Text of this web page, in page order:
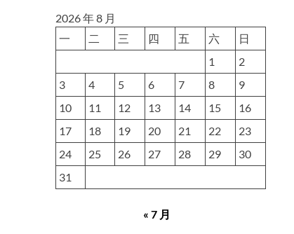
2026 年 8 月
一
二 三 四 五 六
日
1
2
3
4 5 6 7 8
9
10
11 12 13 14 15
16
17
18 19 20 21 22
23
24
25 26 27 28 29
30
31
« 7 月